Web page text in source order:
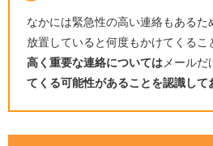
なかには緊急性の高い連絡もあるた
放置していると何度もかけてくるこ
高く重要な連絡についてはメールだ
てくる可能性があることを認識して